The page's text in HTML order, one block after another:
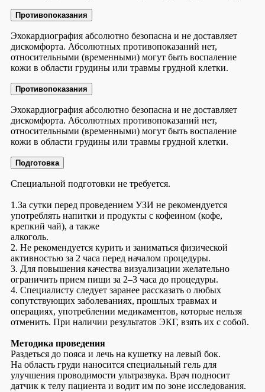
Противопоказания
Эхокардиография абсолютно безопасна и не доставляет
дискомфорта. Абсолютных противопоказаний нет,
относительными (временными) могут быть воспаление
кожи в области грудины или травмы грудной клетки.
Противопоказания
Эхокардиография абсолютно безопасна и не доставляет
дискомфорта. Абсолютных противопоказаний нет,
относительными (временными) могут быть воспаление
кожи в области грудины или травмы грудной клетки.
Подготовка
Специальной подготовки не требуется.
1.За сутки перед проведением УЗИ не рекомендуется
употреблять напитки и продукты с кофеином (кофе,
крепкий чай), а также
алкоголь.
2. Не рекомендуется курить и заниматься физической
активностью за 2 часа перед началом процедуры.
3. Для повышения качества визуализации желательно
ограничить прием пищи за 2–3 часа до процедуры.
4. Специалисту следует заранее рассказать о любых
сопутствующих заболеваниях, прошлых травмах и
операциях, употреблении медикаментов, которые нельзя
отменить. При наличии результатов ЭКГ, взять их с собой.
Методика проведения
Раздеться до пояса и лечь на кушетку на левый бок.
На область груди наносится специальный гель для
улучшения проводимости ультразвука. Врач подносит
датчик к телу пациента и водит им по зоне исследования.